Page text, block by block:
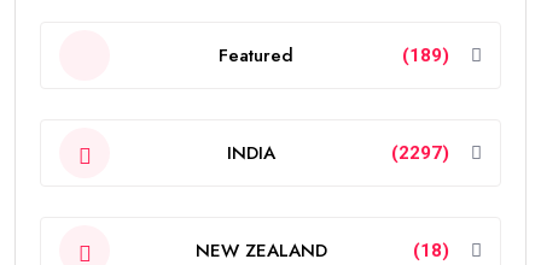
Featured (189)
INDIA (2297)
NEW ZEALAND (18)